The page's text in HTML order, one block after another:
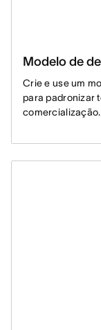
Modelo de
Crie e use um
para padronizar
comercialização.